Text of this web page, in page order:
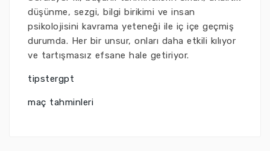
düşünme, sezgi, bilgi birikimi ve insan
psikolojisini kavrama yeteneği ile iç içe geçmiş
durumda. Her bir unsur, onları daha etkili kılıyor
ve tartışmasız efsane hale getiriyor.
tipstergpt
maç tahminleri